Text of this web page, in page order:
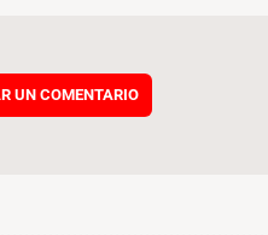
UN COMENTARIO